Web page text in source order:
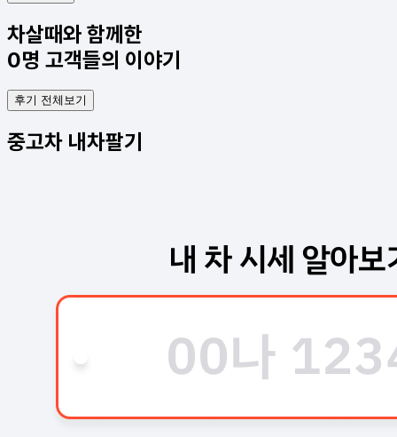
차살때와 함께한
0명 고객들의 이야기
후기 전체보기
중고차 내차팔기